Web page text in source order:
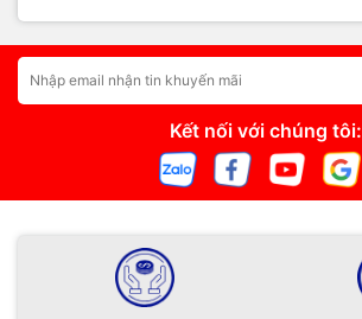
Kết nối với chúng tôi: